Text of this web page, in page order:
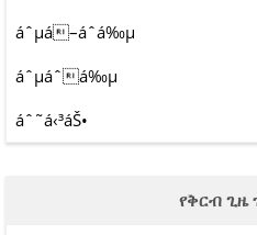
áˆµá–áˆ­á‰µ
áˆµáˆá‰µ
áˆ˜á‹³áŠ•
የቅርብ ጊዜ